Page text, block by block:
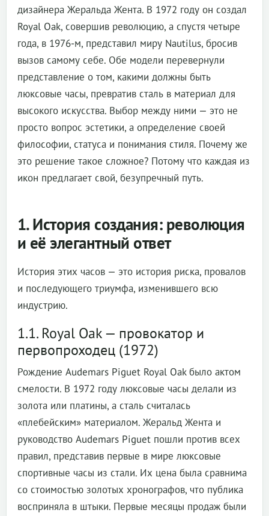
дизайнера Жеральда Жента. В 1972 году он создал
Royal Oak, совершив революцию, а спустя четыре
года, в 1976-м, представил миру Nautilus, бросив
вызов самому себе. Обе модели перевернули
представление о том, какими должны быть
люксовые часы, превратив сталь в материал для
высокого искусства. Выбор между ними — это не
просто вопрос эстетики, а определение своей
философии, статуса и понимания стиля. Почему же
это решение такое сложное? Потому что каждая из
икон предлагает свой, безупречный путь.
1. История создания: революция
и её элегантный ответ
История этих часов — это история риска, провалов
и последующего триумфа, изменившего всю
индустрию.
1.1. Royal Oak — провокатор и
первопроходец (1972)
Рождение Audemars Piguet Royal Oak было актом
смелости. В 1972 году люксовые часы делали из
золота или платины, а сталь считалась
«плебейским» материалом. Жеральд Жента и
руководство Audemars Piguet пошли против всех
правил, представив первые в мире люксовые
спортивные часы из стали. Их цена была сравнима
со стоимостью золотых хронографов, что публика
восприняла в штыки. Первые месяцы продаж были